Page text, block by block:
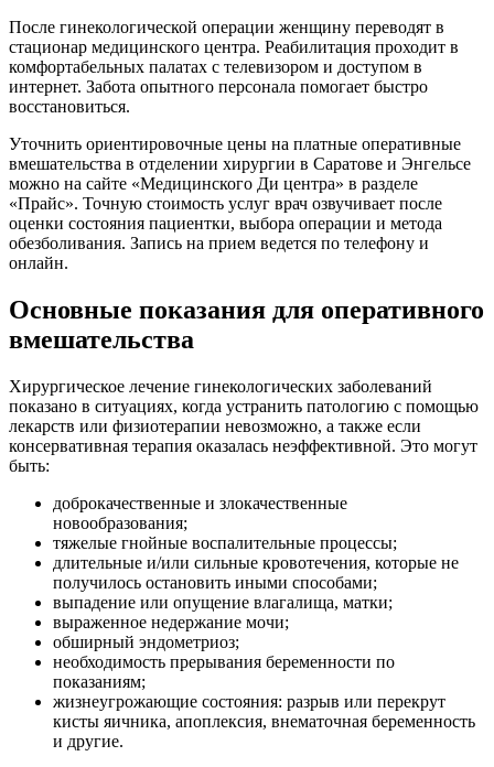
После гинекологической операции женщину переводят в
стационар медицинского центра. Реабилитация проходит в
комфортабельных палатах с телевизором и доступом в
интернет. Забота опытного персонала помогает быстро
восстановиться.
Уточнить ориентировочные цены на платные оперативные
вмешательства в отделении хирургии в Саратове и Энгельсе
можно на сайте «Медицинского Ди центра» в разделе
«Прайс». Точную стоимость услуг врач озвучивает после
оценки состояния пациентки, выбора операции и метода
обезболивания. Запись на прием ведется по телефону и
онлайн.
Основные показания для оперативного
вмешательства
Хирургическое лечение гинекологических заболеваний
показано в ситуациях, когда устранить патологию с помощью
лекарств или физиотерапии невозможно, а также если
консервативная терапия оказалась неэффективной. Это могут
быть:
доброкачественные и злокачественные
новообразования;
тяжелые гнойные воспалительные процессы;
длительные и/или сильные кровотечения, которые не
получилось остановить иными способами;
выпадение или опущение влагалища, матки;
выраженное недержание мочи;
обширный эндометриоз;
необходимость прерывания беременности по
показаниям;
жизнеугрожающие состояния: разрыв или перекрут
кисты яичника, апоплексия, внематочная беременность
и другие.